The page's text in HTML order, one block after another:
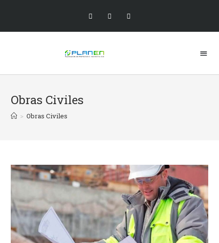
Obras Civiles
> Obras Civiles